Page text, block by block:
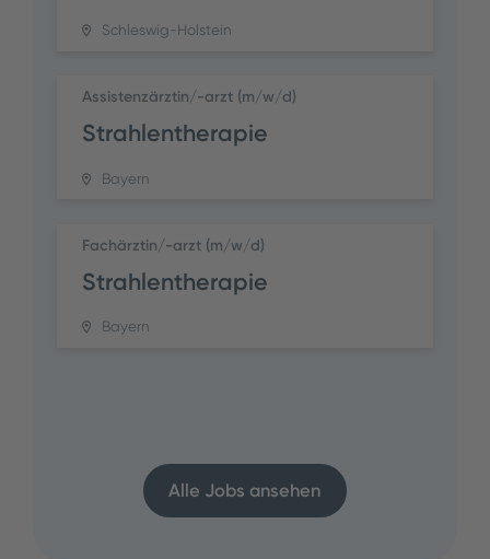
Schleswig-Holstein
Assistenzärztin/-arzt (m/w/d)
Strahlentherapie
Bayern
Fachärztin/-arzt (m/w/d)
Strahlentherapie
Bayern
Alle Jobs ansehen